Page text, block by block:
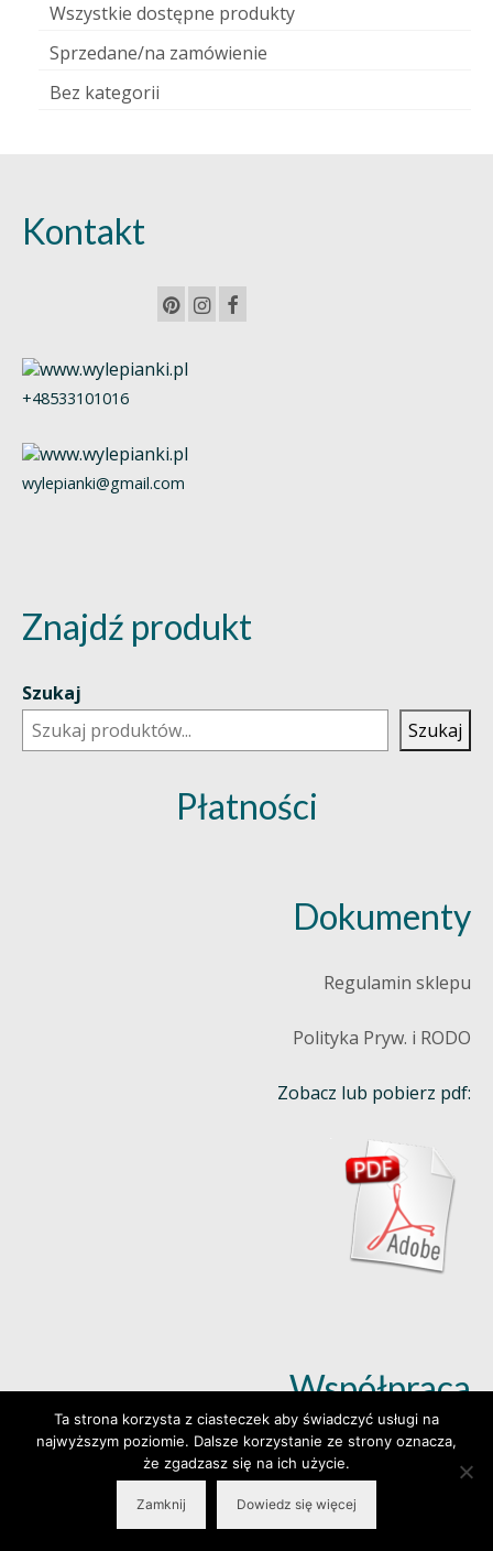
Wszystkie dostępne produkty
Sprzedane/na zamówienie
Bez kategorii
Kontakt
+48533101016
wylepianki@gmail.com
Znajdź produkt
Szukaj
Szukaj
Płatności
Dokumenty
Regulamin sklepu
Polityka Pryw. i RODO
Zobacz lub pobierz pdf:
Współpraca
Dowiedz się więcej (klik)
© 2026 Wylepianki - Made by: www.prosteWWW.pl
Ta strona korzysta z ciasteczek aby świadczyć usługi na
najwyższym poziomie. Dalsze korzystanie ze strony oznacza,
że zgadzasz się na ich użycie.
Zamknij Dowiedz się więcej